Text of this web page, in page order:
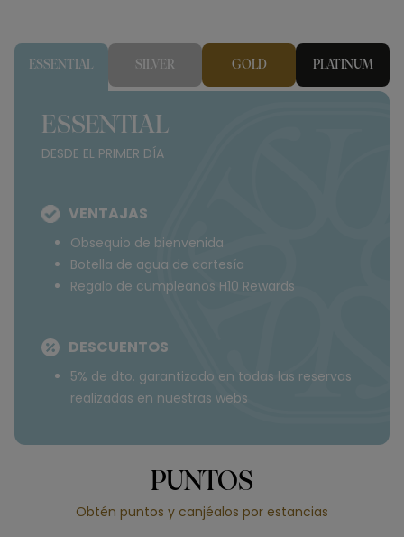
ESSENTIAL SILVER GOLD PLATINUM
ESSENTIAL
DESDE EL PRIMER DÍA
VENTAJAS
Obsequio de bienvenida
Botella de agua de cortesía
Regalo de cumpleaños H10 Rewards
DESCUENTOS
5% de dto. garantizado en todas las reservas
realizadas en nuestras webs
PUNTOS
Obtén puntos y canjéalos por estancias